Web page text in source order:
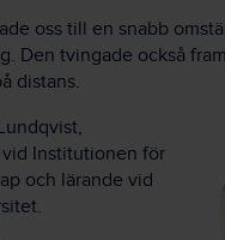
oss till en snabb
Den tvingade också
distans.
Institutionen för
och lärande vid